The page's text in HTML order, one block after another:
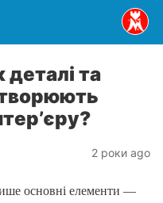
та
2 роки ago
основні елементи —